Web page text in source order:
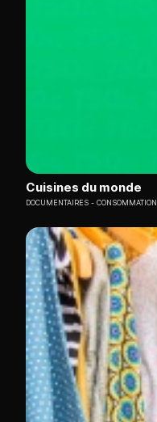
Cuisines du monde
DOCUMENTAIRES CONSOMMATION